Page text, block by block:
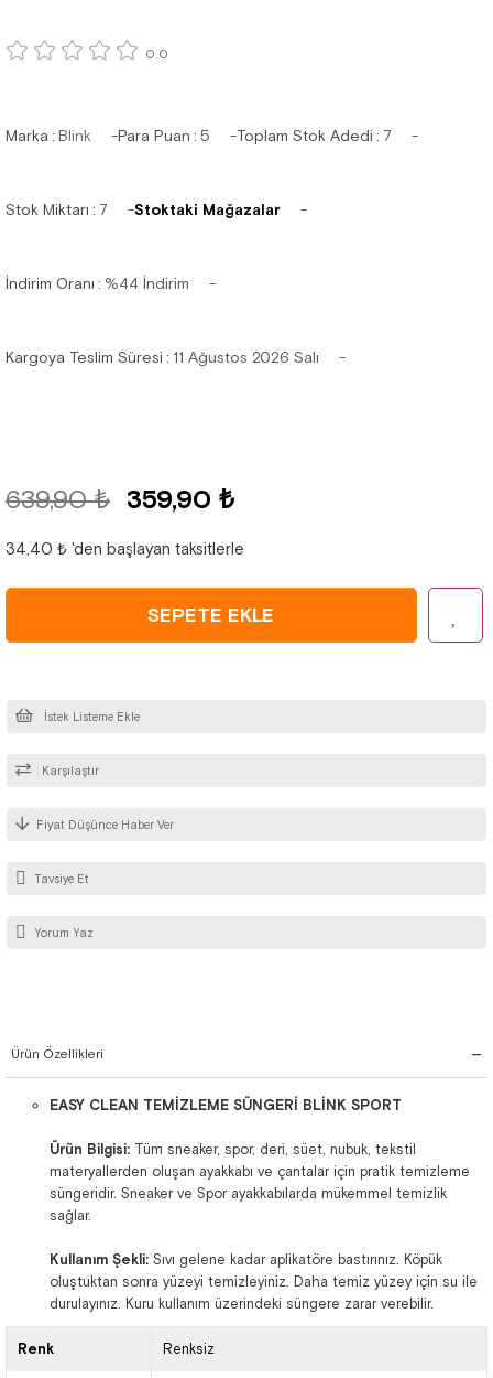
0.0
Marka : Blink Para Puan : 5 Toplam Stok Adedi : 7
Stok Miktarı : 7 Stoktaki Mağazalar
İndirim Oranı : %44 İndirim
Kargoya Teslim Süresi : 11 Ağustos 2026 Salı
639,90 ₺ 359,90 ₺
34,40 ₺ 'den başlayan taksitlerle
İstek Listeme Ekle
Karşılaştır
Fiyat Düşünce Haber Ver
Tavsiye Et
Yorum Yaz
Ürün Özellikleri
EASY CLEAN TEMİZLEME SÜNGERİ BLİNK SPORT
Ürün Bilgisi: Tüm sneaker, spor, deri, süet, nubuk, tekstil
materyallerden oluşan ayakkabı ve çantalar için pratik temizleme
süngeridir. Sneaker ve Spor ayakkabılarda mükemmel temizlik
sağlar.
Kullanım Şekli: Sıvı gelene kadar aplikatöre bastırınız. Köpük
oluştuktan sonra yüzeyi temizleyiniz. Daha temiz yüzey için su ile
durulayınız. Kuru kullanım üzerindeki süngere zarar verebilir.
Renk Renksiz